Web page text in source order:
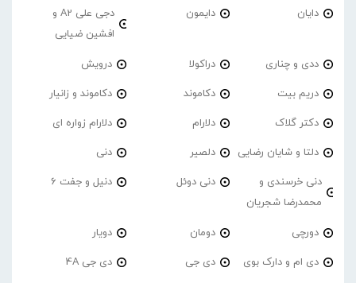
دایان دایمون
دجی علی A2 و
افشین ضیایی
ددی و چناری دراکولا درویش
دریم بیت دکاموند دکاموند و زانیار
دکتر گلاک دلارام دلارام زواره ای
دلتا و شایان رضایی دلصیر دنی
دنی خرسندی و
محمدرضا شجریان
دنی دوئل دنیل و جفت 6
دورچی دومان دویار
دی ام و دارک بوی دی جی دی جی 4A